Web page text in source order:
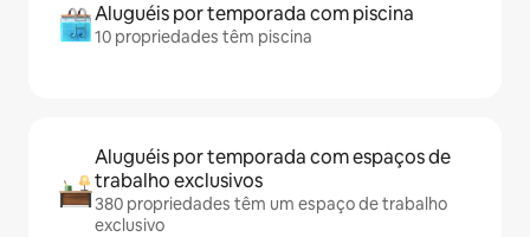
Aluguéis por temporada com piscina
10 propriedades têm piscina
Aluguéis por temporada com espaços de
trabalho exclusivos
380 propriedades têm um espaço de trabalho
exclusivo